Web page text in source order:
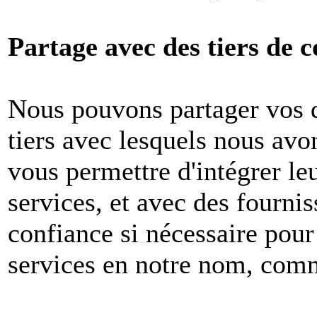
Partage avec des tiers de
Nous pouvons partager vos
tiers avec lesquels nous
vous permettre d'intégrer
services, et avec des
confiance si nécessaire
services en notre nom,